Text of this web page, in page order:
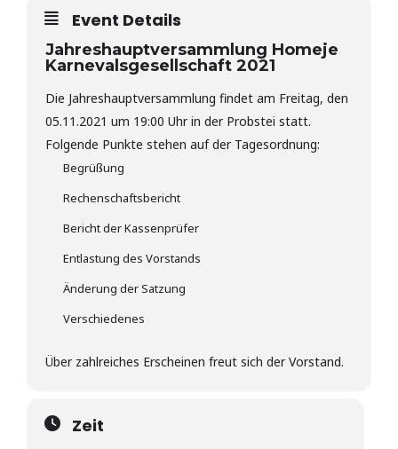
Event Details
Jahreshauptversammlung Homeje
Karnevalsgesellschaft 2021
Die Jahreshauptversammlung findet am Freitag, den
05.11.2021 um 19:00 Uhr in der Probstei statt.
Folgende Punkte stehen auf der Tagesordnung:
Begrüßung
Rechenschaftsbericht
Bericht der Kassenprüfer
Entlastung des Vorstands
Änderung der Satzung
Verschiedenes
Über zahlreiches Erscheinen freut sich der Vorstand.
Zeit